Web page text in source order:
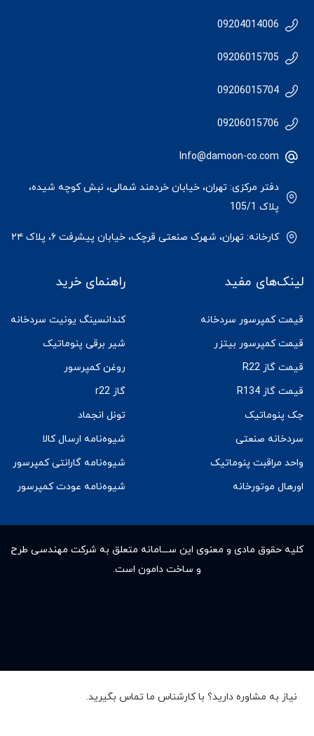
09204014006
09206015705
09206015704
09206015706
Info@damoon-co.com
دفتر مرکزی: تهران، خیابان خردمند شمالی، نبش کوچه شیده،
پلاک 105/1
کارخانه: تهران، شهرک صنعتی قرچک، خیابان پیشرفت ۶، پلاک ۲۴
لینک‌های مفید
قیمت کمپرسور سردخانه
قیمت کمپرسور بیتزر
قیمت گاز R22
قیمت گاز R134
جک پنوماتیک
سردخانه صنعتی
واحد مراقبت پنوماتیک
اورهال موتورخانه
راهنمای خرید
کندانسینگ یونیت سردخانه
شیر برقی پنوماتیک
روغن کمپرسور
گاز r22
تونل انجماد
شیوه‌نامه ارسال کالا
شیوه‌نامه گارانتی کمپرسور
شیوه‌نامه عودت کمپرسور
کلیه حقوق مادى و معنوى این ســـامانه متعلق به شرکت مهندسی طرح
و ساخت دامون است.
نیاز به مشاوره دارید؟ با کارشناس ما تماس بگیرید.